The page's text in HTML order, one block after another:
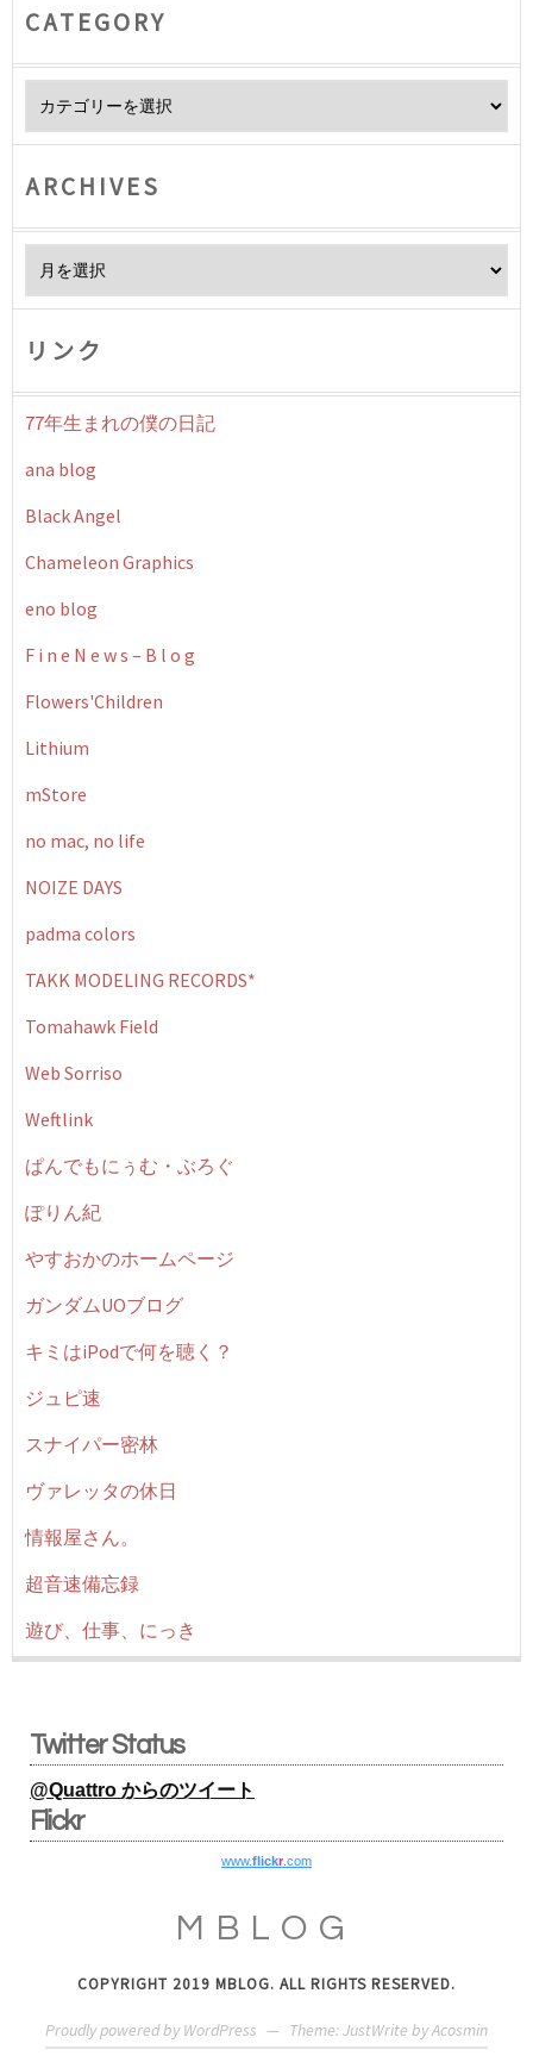
CATEGORY
ARCHIVES
リンク
77年生まれの僕の日記
ana blog
Black Angel
Chameleon Graphics
eno blog
F i n e N e w s – B l o g
Flowers'Children
Lithium
mStore
no mac, no life
NOIZE DAYS
padma colors
TAKK MODELING RECORDS*
Tomahawk Field
Web Sorriso
Weftlink
ぱんでもにぅむ・ぶろぐ
ぽりん紀
やすおかのホームページ
ガンダムUOブログ
キミはiPodで何を聴く？
ジュピ速
スナイパー密林
ヴァレッタの休日
情報屋さん。
超音速備忘録
遊び、仕事、にっき
Twitter Status
@Quattro からのツイート
Flickr
www.flickr.com
MBLOG
COPYRIGHT 2019 MBLOG. ALL RIGHTS RESERVED.
Proudly powered by WordPress — Theme: JustWrite byAcosmin